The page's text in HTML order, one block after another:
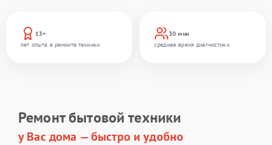
13+
лет опыта в ремонте техники
30 мин
среднее время диагностики
Ремонт бытовой техники
у Вас дома — быстро и удобно